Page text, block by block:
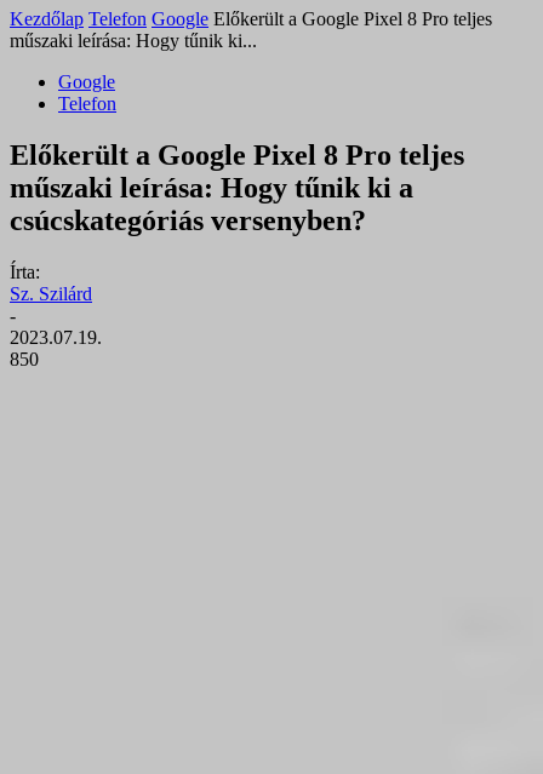
Kezdőlap Telefon Google Előkerült a Google Pixel 8 Pro teljes
műszaki leírása: Hogy tűnik ki...
Google
Telefon
Előkerült a Google Pixel 8 Pro teljes
műszaki leírása: Hogy tűnik ki a
csúcskategóriás versenyben?
Írta:
Sz. Szilárd
-
2023.07.19.
850